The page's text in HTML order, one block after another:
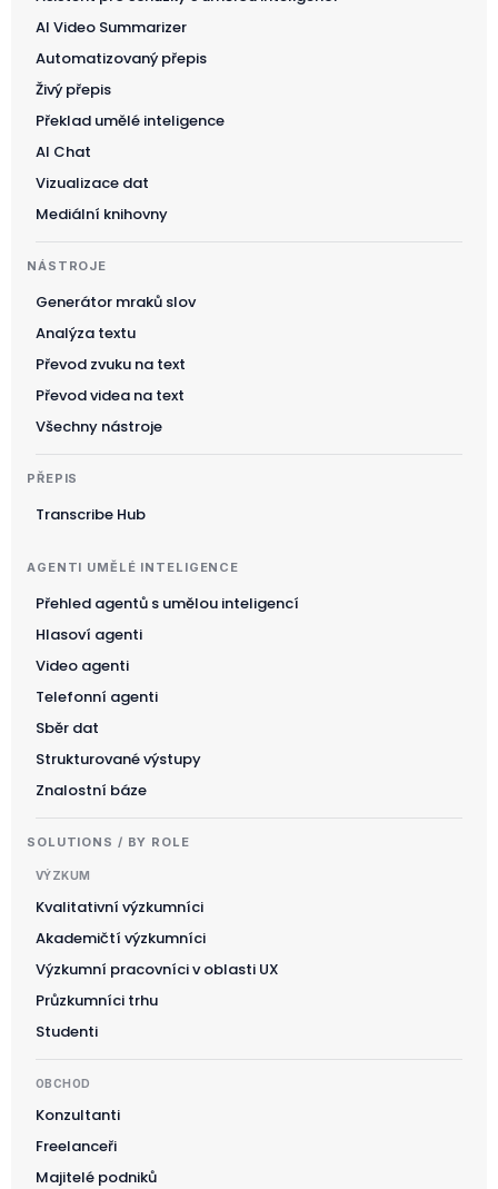
AI Video Summarizer
Automatizovaný přepis
Živý přepis
Překlad umělé inteligence
AI Chat
Vizualizace dat
Mediální knihovny
NÁSTROJE
Generátor mraků slov
Analýza textu
Převod zvuku na text
Převod videa na text
Všechny nástroje
PŘEPIS
Transcribe Hub
AGENTI UMĚLÉ INTELIGENCE
Přehled agentů s umělou inteligencí
Hlasoví agenti
Video agenti
Telefonní agenti
Sběr dat
Strukturované výstupy
Znalostní báze
SOLUTIONS / BY ROLE
VÝZKUM
Kvalitativní výzkumníci
Akademičtí výzkumníci
Výzkumní pracovníci v oblasti UX
Průzkumníci trhu
Studenti
OBCHOD
Konzultanti
Freelanceři
Majitelé podniků